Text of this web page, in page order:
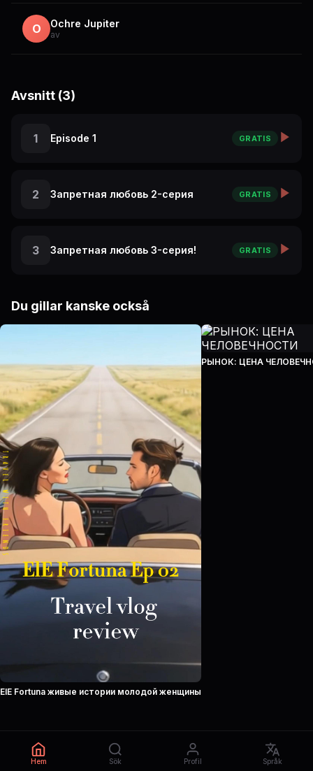
O Ochre Jupiter
av
Avsnitt (3)
1 Episode 1 GRATIS
2 Запретная любовь 2-серия GRATIS
3 Запретная любовь 3-серия! GRATIS
Du gillar kanske också
ElE Fortuna живые истории молодой женщины
РЫНОК: ЦЕНА
Hem Sök Profil Språk